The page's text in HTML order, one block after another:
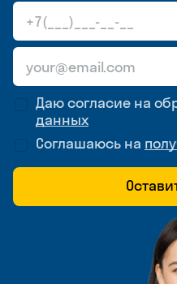
Даю согласие на
данных
Соглашаюсь на